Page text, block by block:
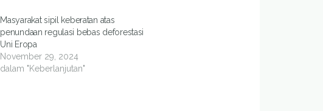
Masyarakat sipil keberatan atas
penundaan regulasi bebas deforestasi
Uni Eropa
November 29, 2024
dalam "Keberlanjutan"